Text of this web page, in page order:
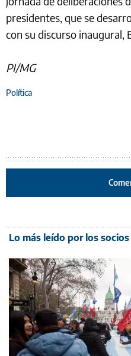
presidentes, que se
con su discurso inaugural,
PI/MG
Política
Lo más leído por los socios